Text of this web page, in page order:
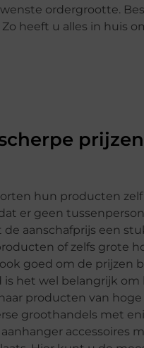
ordergrootte.
heeft u alles in huis
prijzen
hun producten
er geen
aanschafprijs een
of zelfs grote
goed om de prijzen
het wel belangrijk
producten van hoge
groothandels met
accessoires